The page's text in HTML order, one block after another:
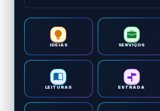
IDEIAS SERVIÇOS
LEITURAS ESTRADA